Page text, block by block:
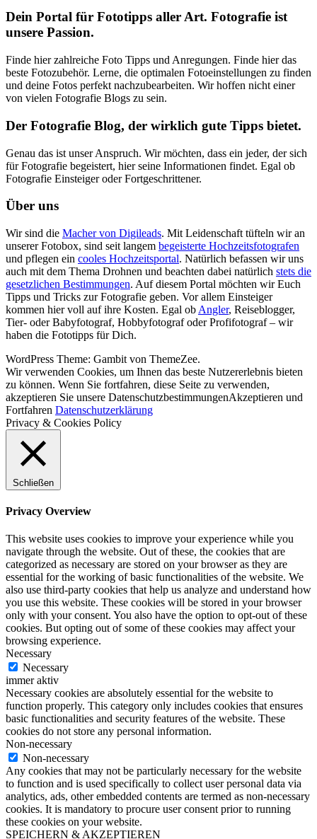
Dein Portal für Fototipps aller Art. Fotografie ist
unsere Passion.
Finde hier zahlreiche Foto Tipps und Anregungen. Finde hier das
beste Fotozubehör. Lerne, die optimalen Fotoeinstellungen zu finden
und deine Fotos perfekt nachzubearbeiten. Wir hoffen nicht einer
von vielen Fotografie Blogs zu sein.
Der Fotografie Blog, der wirklich gute Tipps bietet.
Genau das ist unser Anspruch. Wir möchten, dass ein jeder, der sich
für Fotografie begeistert, hier seine Informationen findet. Egal ob
Fotografie Einsteiger oder Fortgeschrittener.
Über uns
Wir sind die Macher von Digileads. Mit Leidenschaft tüfteln wir an
unserer Fotobox, sind seit langem begeisterte Hochzeitsfotografen
und pflegen ein cooles Hochzeitsportal. Natürlich befassen wir uns
auch mit dem Thema Drohnen und beachten dabei natürlich stets die
gesetzlichen Bestimmungen. Auf diesem Portal möchten wir Euch
Tipps und Tricks zur Fotografie geben. Vor allem Einsteiger
kommen hier voll auf ihre Kosten. Egal ob Angler, Reiseblogger,
Tier- oder Babyfotograf, Hobbyfotograf oder Profifotograf – wir
haben die Fototipps für Dich.
WordPress Theme: Gambit von ThemeZee.
Wir verwenden Cookies, um Ihnen das beste Nutzererlebnis bieten
zu können. Wenn Sie fortfahren, diese Seite zu verwenden,
akzeptieren Sie unsere DatenschutzbestimmungenAkzeptieren und
Fortfahren Datenschutzerklärung
Privacy & Cookies Policy
Schließen
Privacy Overview
This website uses cookies to improve your experience while you
navigate through the website. Out of these, the cookies that are
categorized as necessary are stored on your browser as they are
essential for the working of basic functionalities of the website. We
also use third-party cookies that help us analyze and understand how
you use this website. These cookies will be stored in your browser
only with your consent. You also have the option to opt-out of these
cookies. But opting out of some of these cookies may affect your
browsing experience.
Necessary
Necessary
immer aktiv
Necessary cookies are absolutely essential for the website to
function properly. This category only includes cookies that ensures
basic functionalities and security features of the website. These
cookies do not store any personal information.
Non-necessary
Non-necessary
Any cookies that may not be particularly necessary for the website
to function and is used specifically to collect user personal data via
analytics, ads, other embedded contents are termed as non-necessary
cookies. It is mandatory to procure user consent prior to running
these cookies on your website.
SPEICHERN & AKZEPTIEREN